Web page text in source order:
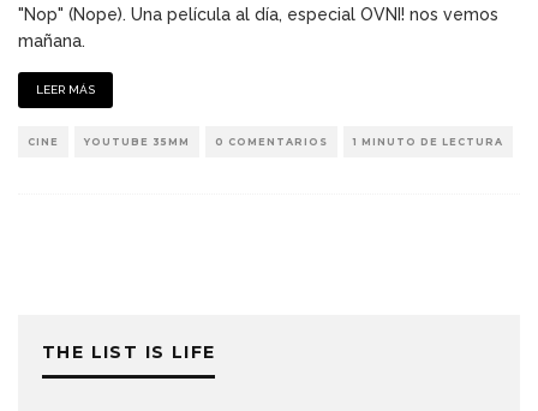
"Nop" (Nope). Una película al día, especial OVNI! nos vemos
mañana.
LEER MÁS
CINE YOUTUBE 35MM 0 COMENTARIOS 1 MINUTO DE LECTURA
THE LIST IS LIFE